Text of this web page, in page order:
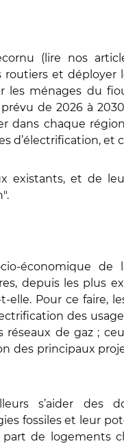
(lire nos
et
les ménages du
de 2026 à
dans chaque
et
existants, et de
économique de
depuis les plus
Pour ce faire,
des
de gaz ;
des principaux
s’aider des
fossiles et leur
de logements